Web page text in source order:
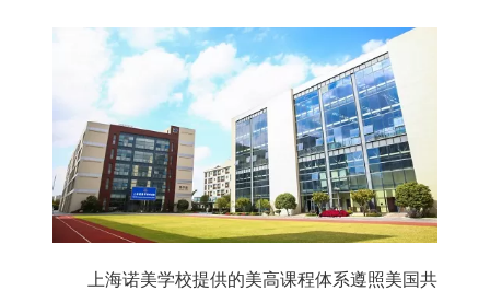
上海诺美学校提供的美高课程体系遵照美国共